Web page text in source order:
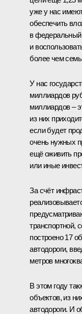
уже у нас
обеспечить
в федеральный
и
более чем
У нас
миллиардов
миллиардов –
из них
если будет
очень нужных
ещё оживить
или иные
За счёт
транспортной,
построено 17
автодороги,
метров
В этом году
объектов, из
автодороги. И